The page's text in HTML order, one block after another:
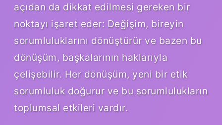
açıdan da dikkat edilmesi gereken bir
noktayı işaret eder: Değişim, bireyin
sorumluluklarını dönüştürür ve bazen bu
dönüşüm, başkalarının haklarıyla
çelişebilir. Her dönüşüm, yeni bir etik
sorumluluk doğurur ve bu sorumlulukların
toplumsal etkileri vardır.